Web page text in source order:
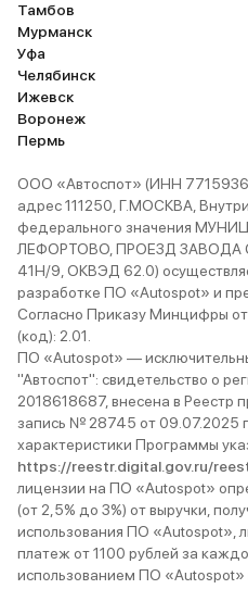
Тамбов
Мурманск
Уфа
Челябинск
Ижевск
Воронеж
Пермь
ООО «Автоспот» (ИНН
адрес 111250, Г.МОСКВА,
федерального значения
ЛЕФОРТОВО, ПРОЕЗД ЗАВОДА
41Н/9, ОКВЭД 62.0)
разработке ПО «Autospot» и
Согласно Приказу Минцифры
(код): 2.01.
ПО «Autospot» —
"Автоспот": свидетельство о
2018618687, внесена в Реестр
запись № 28745 от 09.07.2025
характеристики Программы
https://reestr.digital.gov.ru/
лицензии на ПО «Autospot»
(от 2,5% до 3%) от выручки,
использования ПО «Autospot»,
платеж от 1100 рублей за
использованием ПО «Autospot»